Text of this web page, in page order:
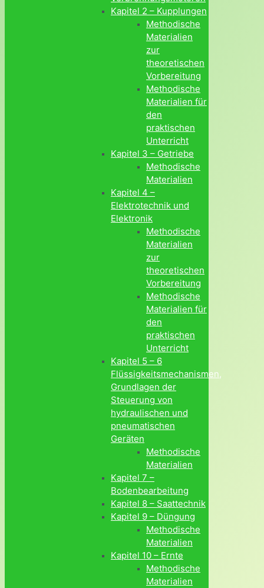
Kapitel 2 – Kupplungen
Methodische
Materialien
zur
theoretischen
Vorbereitung
Methodische
Materialien für
den
praktischen
Unterricht
Kapitel 3 – Getriebe
Methodische
Materialien
Kapitel 4 –
Elektrotechnik und
Elektronik
Methodische
Materialien
zur
theoretischen
Vorbereitung
Methodische
Materialien für
den
praktischen
Unterricht
Kapitel 5 – 6
Flüssigkeitsmechanismen,
Grundlagen der
Steuerung von
hydraulischen und
pneumatischen
Geräten
Methodische
Materialien
Kapitel 7 –
Bodenbearbeitung
Kapitel 8 – Saattechnik
Kapitel 9 – Düngung
Methodische
Materialien
Kapitel 10 – Ernte
Methodische
Materialien